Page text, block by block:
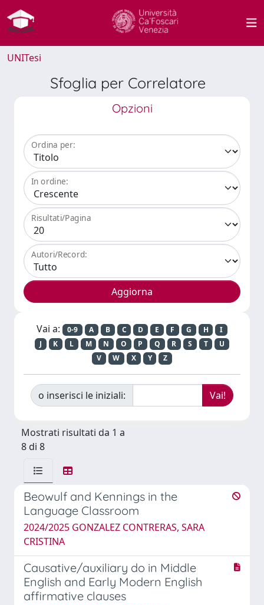
UNITesi
Sfoglia per Correlatore
Opzioni
Ordina per:
In ordine:
Risultati/Pagina
Autori/Record:
Vai a: 0-9 A B C D E F G H
I
J
K L M N O P Q R S T
U
V
W X Y Z
o inserisci le iniziali:
Mostrati risultati da 1 a
8 di 8
Beowulf and Kennings in the
Language Classroom
2024/2025 GONZALEZ CONTRERAS, SARA
CRISTINA
Causative/auxiliary do in Middle
English and Early Modern English
affirmative clauses